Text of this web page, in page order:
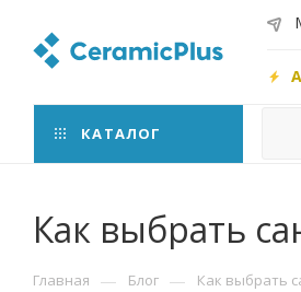
КАТАЛОГ
Как выбрать
Главная — Блог — Как выбрать